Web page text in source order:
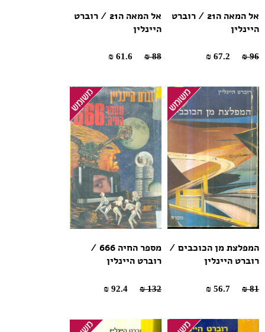
אל המאה ה21 / רוברט
היינלין
96 ₪
אל המאה ה21 / רוברט
היינלין
88 ₪
המפלצת מן הכוכבים /
רוברט היינלין
81 ₪
מספר החיה 666 /
רוברט היינלין
132 ₪